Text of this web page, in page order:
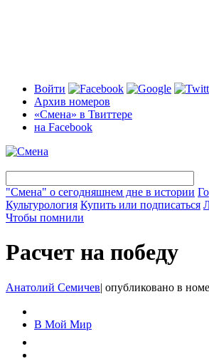
Войти
Архив номеров
«Смена» в Твиттере
на Facebook
"Смена" о сегодняшнем дне в истории
Культурология Купить или подписаться
Чтобы помнили
Расчет на победу
Анатолий Семичев| опубликовано в
В Мой Мир